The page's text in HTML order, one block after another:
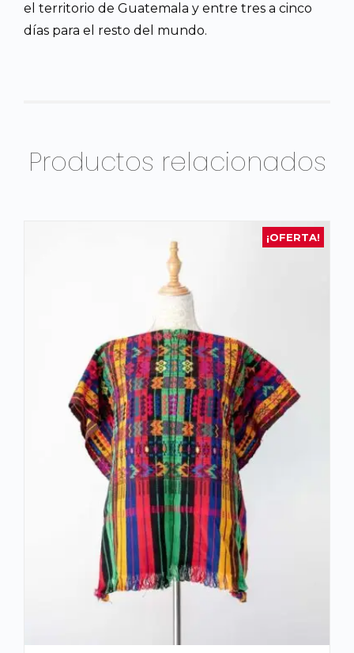
el territorio de Guatemala y entre tres a cinco
días para el resto del mundo.
Productos relacionados
¡OFERTA!